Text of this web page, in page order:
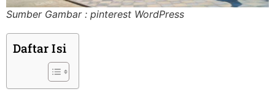
Sumber Gambar : pinterest WordPress
Daftar Isi